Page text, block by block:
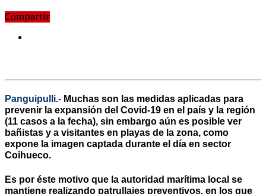
Compartir
Panguipulli.- Muchas son las medidas aplicadas para
prevenir la expansión del Covid-19 en el país y la región
(11 casos a la fecha), sin embargo aún es posible ver
bañistas y a visitantes en playas de la zona, como
expone la imagen captada durante el día en sector
Coihueco.
Es por éste motivo que la autoridad marítima local se
mantiene realizando patrullajes preventivos, en los que